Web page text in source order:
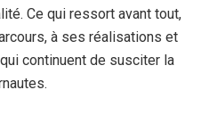
Ce qui ressort avant tout,
à ses réalisations et
continuent de susciter la